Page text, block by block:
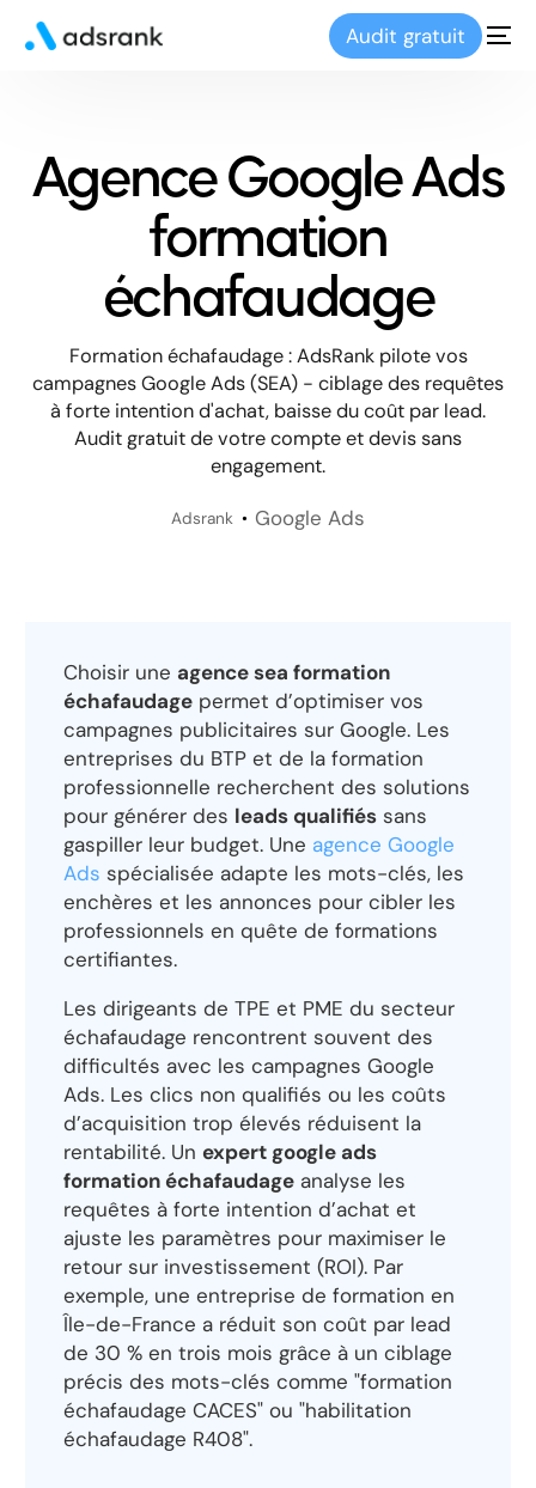
Audit gratuit
Agence Google Ads
formation
échafaudage
Formation échafaudage : AdsRank pilote vos
campagnes Google Ads (SEA) - ciblage des requêtes
à forte intention d'achat, baisse du coût par lead.
Audit gratuit de votre compte et devis sans
engagement.
Adsrank Google Ads
Choisir une agence sea formation
échafaudage permet d’optimiser vos
campagnes publicitaires sur Google. Les
entreprises du BTP et de la formation
professionnelle recherchent des solutions
pour générer des leads qualifiés sans
gaspiller leur budget. Une agence Google
Ads spécialisée adapte les mots-clés, les
enchères et les annonces pour cibler les
professionnels en quête de formations
certifiantes.
Les dirigeants de TPE et PME du secteur
échafaudage rencontrent souvent des
difficultés avec les campagnes Google
Ads. Les clics non qualifiés ou les coûts
d’acquisition trop élevés réduisent la
rentabilité. Un expert google ads
formation échafaudage analyse les
requêtes à forte intention d’achat et
ajuste les paramètres pour maximiser le
retour sur investissement (ROI). Par
exemple, une entreprise de formation en
Île-de-France a réduit son coût par lead
de 30 % en trois mois grâce à un ciblage
précis des mots-clés comme "formation
échafaudage CACES" ou "habilitation
échafaudage R408".